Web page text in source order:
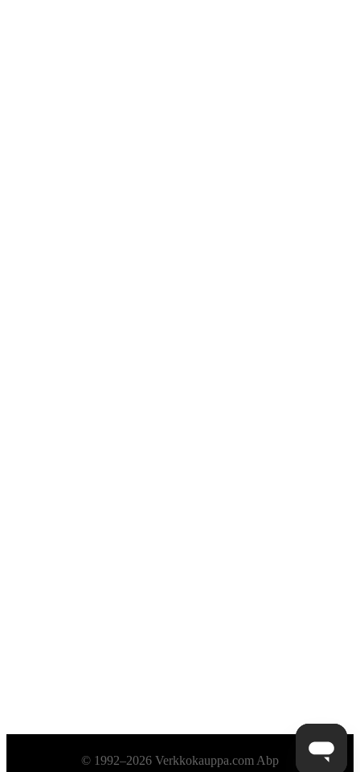
Alatunniste© 1992–2026 Verkkokauppa.com Abp